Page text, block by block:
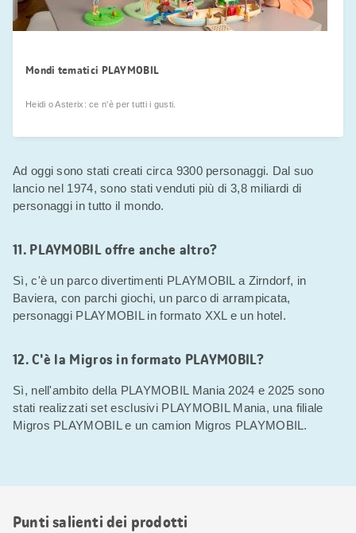
Mondi tematici PLAYMOBIL
Heidi o Asterix: ce n'è per tutti i gusti.
Ad oggi sono stati creati circa 9300 personaggi. Dal suo
lancio nel 1974, sono stati venduti più di 3,8 miliardi di
personaggi in tutto il mondo.
11. PLAYMOBIL offre anche altro?
Sì, c'è un parco divertimenti PLAYMOBIL a Zirndorf, in
Baviera, con parchi giochi, un parco di arrampicata,
personaggi PLAYMOBIL in formato XXL e un hotel.
12. C'è la Migros in formato PLAYMOBIL?
Sì, nell'ambito della PLAYMOBIL Mania 2024 e 2025 sono
stati realizzati set esclusivi PLAYMOBIL Mania, una filiale
Migros PLAYMOBIL e un camion Migros PLAYMOBIL.
Punti salienti dei prodotti